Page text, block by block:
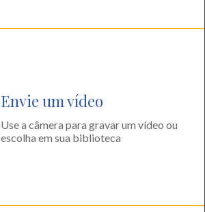
Envie um vídeo
Use a câmera para gravar um vídeo ou
escolha em sua biblioteca